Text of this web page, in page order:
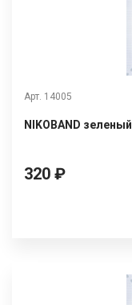
Арт. 14005
NIKOBAND
320 ₽